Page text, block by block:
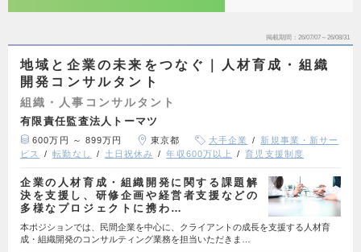
掲載期間 26/07/07～26/08/31
地域と企業の未来をつなぐ｜人材育成・組織
開発コンサルタント
組織・人事コンサルタント
有限責任監査法人トーマツ
600万円 ～ 899万円 東京都 大手企業
新規事業・新サー
ビス
転勤なし 土日祝休み 年収600万以上 育児支援制度
企業の人材育成・組織開発に関する課題解
決を支援し、研修企画や経営者支援などの
多様なプロジェクトに携わ…
本ポジションでは、民間企業を中心に、クライアントの成長を支援する人材育
成・組織開発のコンサルティング業務を担当いただきま…